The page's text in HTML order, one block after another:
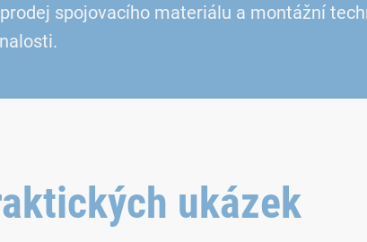
spojovacího materiálu a montážní
ukázek